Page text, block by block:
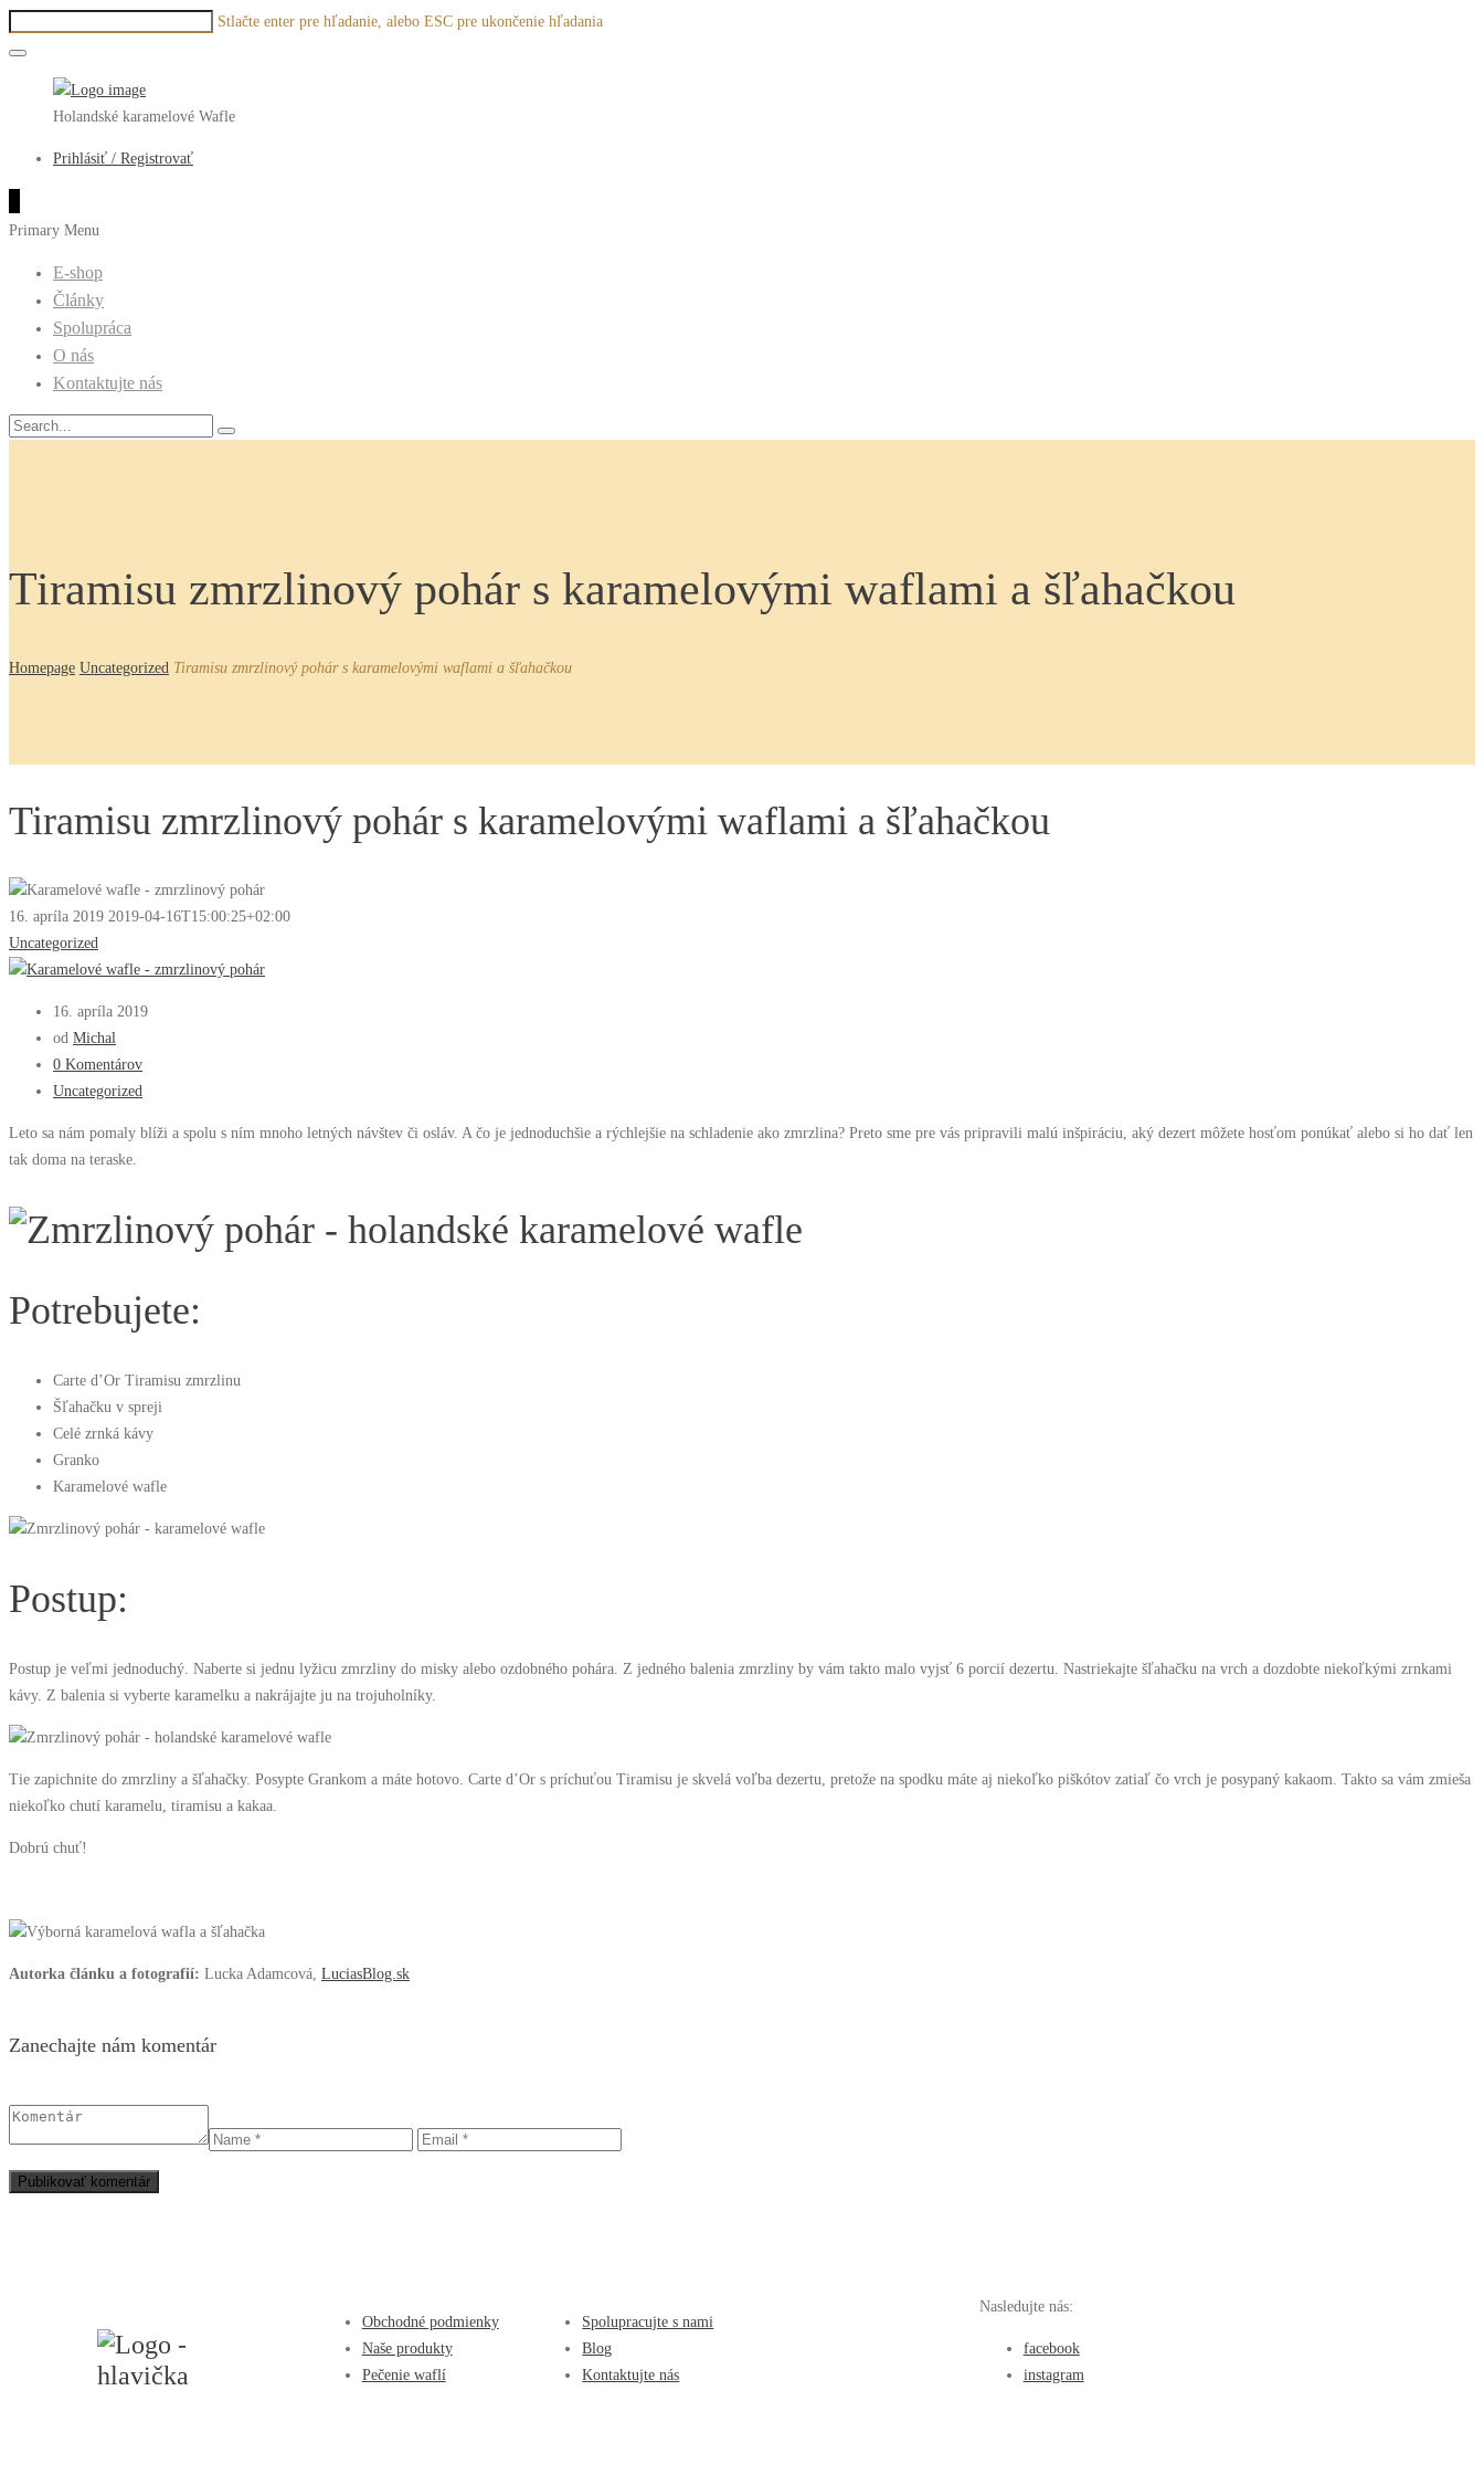
Stlačte enter pre hľadanie, alebo ESC pre ukončenie hľadania
Holandské karamelové Wafle
Prihlásiť / Registrovať
Primary Menu
E-shop
Články
Spolupráca
O nás
Kontaktujte nás
Tiramisu zmrzlinový pohár s karamelovými waflami a šľahačkou
Homepage Uncategorized Tiramisu zmrzlinový pohár s karamelovými waflami a šľahačkou
Tiramisu zmrzlinový pohár s karamelovými waflami a šľahačkou
16. apríla 2019 2019-04-16T15:00:25+02:00
Uncategorized
16. apríla 2019
od Michal
0 Komentárov
Uncategorized
Leto sa nám pomaly blíži a spolu s ním mnoho letných návštev či osláv. A čo je jednoduchšie a rýchlejšie na schladenie ako zmrzlina? Preto sme pre vás pripravili malú inšpiráciu, aký dezert môžete hosťom ponúkať alebo si ho dať len
tak doma na teraske.
Potrebujete:
Carte d’Or Tiramisu zmrzlinu
Šľahačku v spreji
Celé zrnká kávy
Granko
Karamelové wafle
Postup:
Postup je veľmi jednoduchý. Naberte si jednu lyžicu zmrzliny do misky alebo ozdobného pohára. Z jedného balenia zmrzliny by vám takto malo vyjsť 6 porcií dezertu. Nastriekajte šľahačku na vrch a dozdobte niekoľkými zrnkami
kávy. Z balenia si vyberte karamelku a nakrájajte ju na trojuholníky.
Tie zapichnite do zmrzliny a šľahačky. Posypte Grankom a máte hotovo. Carte d’Or s príchuťou Tiramisu je skvelá voľba dezertu, pretože na spodku máte aj niekoľko piškótov zatiaľ čo vrch je posypaný kakaom. Takto sa vám zmieša
niekoľko chutí karamelu, tiramisu a kakaa.
Dobrú chuť!
Autorka článku a fotografií: Lucka Adamcová, LuciasBlog.sk
Zanechajte nám komentár
Obchodné podmienky
Naše produkty
Pečenie waflí
Spolupracujte s nami
Blog
Kontaktujte nás
Nasledujte nás:
facebook
instagram